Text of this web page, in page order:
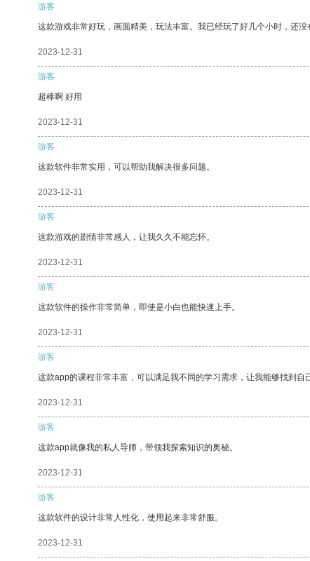
游客
这款游戏非常好玩，画面精美，玩法丰富。我已经玩了好几个小时，还没
2023-12-31
游客
超棒啊 好用
2023-12-31
游客
这款软件非常实用，可以帮助我解决很多问题。
2023-12-31
游客
这款游戏的剧情非常感人，让我久久不能忘怀。
2023-12-31
游客
这款软件的操作非常简单，即使是小白也能快速上手。
2023-12-31
游客
这款app的课程非常丰富，可以满足我不同的学习需求，让我能够找到自
2023-12-31
游客
这款app就像我的私人导师，带领我探索知识的奥秘。
2023-12-31
游客
这款软件的设计非常人性化，使用起来非常舒服。
2023-12-31